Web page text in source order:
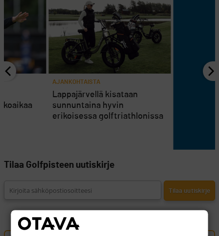
AJANKOHTAISTA
Lappajärvellä kisataan
sunnuntaina hyvin
erikoisessa golftriathlonissa
Tilaa Golfpisteen uutiskirje